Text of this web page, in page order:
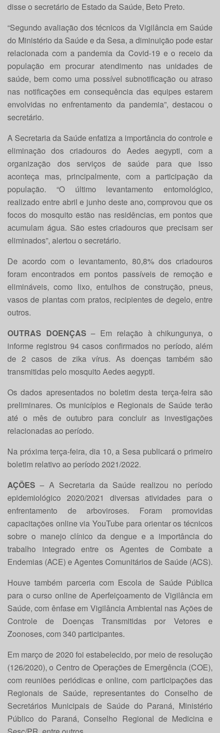
disse o secretário de Estado da Saúde, Beto Preto.
“Segundo avaliação dos técnicos da Vigilância em Saúde
do Ministério da Saúde e da Sesa, a diminuição pode estar
relacionada com a pandemia da Covid-19 e o receio da
população em procurar atendimento nas unidades de
saúde, bem como uma possível subnotificação ou atraso
nas notificações em consequência das equipes estarem
envolvidas no enfrentamento da pandemia”, destacou o
secretário.
A Secretaria da Saúde enfatiza a importância do controle e
eliminação dos criadouros do Aedes aegypti, com a
organização dos serviços de saúde para que isso
aconteça mas, principalmente, com a participação da
população. “O último levantamento entomológico,
realizado entre abril e junho deste ano, comprovou que os
focos do mosquito estão nas residências, em pontos que
acumulam água. São estes criadouros que precisam ser
eliminados”, alertou o secretário.
De acordo com o levantamento, 80,8% dos criadouros
foram encontrados em pontos passíveis de remoção e
elimináveis, como lixo, entulhos de construção, pneus,
vasos de plantas com pratos, recipientes de degelo, entre
outros.
OUTRAS DOENÇAS – Em relação à chikungunya, o
informe registrou 94 casos confirmados no período, além
de 2 casos de zika vírus. As doenças também são
transmitidas pelo mosquito Aedes aegypti.
Os dados apresentados no boletim desta terça-feira são
preliminares. Os municípios e Regionais de Saúde terão
até o mês de outubro para concluir as investigações
relacionadas ao período.
Na próxima terça-feira, dia 10, a Sesa publicará o primeiro
boletim relativo ao período 2021/2022.
AÇÕES– A Secretaria da Saúde realizou no período
epidemiológico 2020/2021 diversas atividades para o
enfrentamento de arboviroses. Foram promovidas
capacitações online via YouTube para orientar os técnicos
sobre o manejo clínico da dengue e a importância do
trabalho integrado entre os Agentes de Combate a
Endemias (ACE) e Agentes Comunitários de Saúde (ACS).
Houve também parceria com Escola de Saúde Pública
para o curso online de Aperfeiçoamento de Vigilância em
Saúde, com ênfase em Vigilância Ambiental nas Ações de
Controle de Doenças Transmitidas por Vetores e
Zoonoses, com 340 participantes.
Em março de 2020 foi estabelecido, por meio de resolução
(126/2020), o Centro de Operações de Emergência (COE),
com reuniões periódicas e online, com participações das
Regionais de Saúde, representantes do Conselho de
Secretários Municipais de Saúde do Paraná, Ministério
Público do Paraná, Conselho Regional de Medicina e